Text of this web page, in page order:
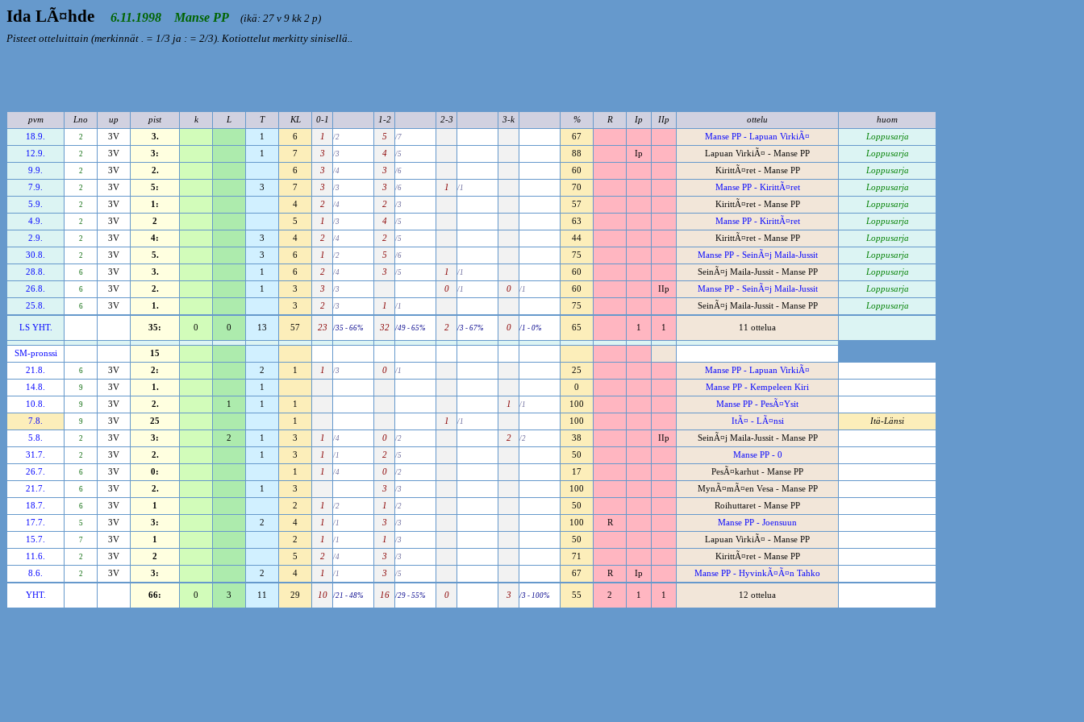
Ida LÃ¤hde 6.11.1998 Manse PP
(ikä: 27 v 9 kk 2 p)
Pisteet otteluittain (merkinnät . = 1/3 ja : = 2/3). Kotiottelut merkitty sinisellä..
pvm Lno up pist k L T KL 0-1 1-2 2-3 3-k % R Ip IIp ottelu
huom
18.9.
2 3V 3. 1 6 1 /2 5 /7 67 Manse PP - Lapuan VirkiÃ¤
Loppusarja
12.9.
2 3V 3: 1 7 3 /3 4 /5 88 Ip Lapuan VirkiÃ¤ - Manse PP
Loppusarja
9.9.
2 3V 2. 6 3 /4 3 /6 60 KirittÃ¤ret - Manse PP
Loppusarja
7.9.
2 3V 5: 3 7 3 /3 3 /6 1 /1 70 Manse PP - KirittÃ¤ret
Loppusarja
5.9.
2 3V 1: 4 2 /4 2 /3 57 KirittÃ¤ret - Manse PP
Loppusarja
4.9.
2 3V 2 5 1 /3 4 /5 63 Manse PP - KirittÃ¤ret
Loppusarja
2.9.
2 3V 4: 3 4 2 /4 2 /5 44 KirittÃ¤ret - Manse PP
Loppusarja
30.8.
2 3V 5. 3 6 1 /2 5 /6 75 Manse PP - SeinÃ¤j Maila-Jussit
Loppusarja
28.8.
6 3V 3. 1 6 2 /4 3 /5 1 /1 60 SeinÃ¤j Maila-Jussit - Manse PP
Loppusarja
26.8.
6 3V 2. 1 3 3 /3 0 /1 0 /1 60 IIp Manse PP - SeinÃ¤j Maila-Jussit
Loppusarja
25.8.
6 3V 1. 3 2 /3 1 /1 75 SeinÃ¤j Maila-Jussit - Manse PP Loppusarja
LS YHT. 35: 0 0 13 57 23 /35 - 66% 32 /49 - 65% 2 /3 - 67% 0 /1 - 0% 65 1 1 11 ottelua
SM-pronssi
15
21.8.
6 3V 2: 2 1 1 /3 0 /1 25
Manse PP - Lapuan VirkiÃ¤
14.8.
9 3V 1. 1 0
Manse PP - Kempeleen Kiri
10.8.
9 3V 2. 1 1 1 1 /1 100
Manse PP - PesÃ¤Ysit
7.8.
9 3V 25 1 1 /1 100 ItÃ¤ - LÃ¤nsi
Itä-Länsi
5.8.
2 3V 3: 2 1 3 1 /4 0 /2 2 /2 38 IIp
SeinÃ¤j Maila-Jussit - Manse PP
31.7.
2 3V 2. 1 3 1 /1 2 /5 50
Manse PP - 0
26.7.
6 3V 0: 1 1 /4 0 /2 17
PesÃ¤karhut - Manse PP
21.7.
6 3V 2. 1 3 3 /3 100
MynÃ¤mÃ¤en Vesa - Manse PP
18.7.
6 3V 1 2 1 /2 1 /2 50
Roihuttaret - Manse PP
17.7.
5 3V 3: 2 4 1 /1 3 /3 100 R
Manse PP - Joensuun
15.7.
7 3V 1 2 1 /1 1 /3 50
Lapuan VirkiÃ¤ - Manse PP
11.6.
2 3V 2 5 2 /4 3 /3 71
KirittÃ¤ret - Manse PP
8.6.
2 3V 3: 2 4 1 /1 3 /5 67 R Ip Manse PP - HyvinkÃ¤Ã¤n Tahko
YHT. 66: 0 3 11 29 10 /21 - 48% 16 /29 - 55% 0 3 /3 - 100% 55 2 1 1 12 ottelua